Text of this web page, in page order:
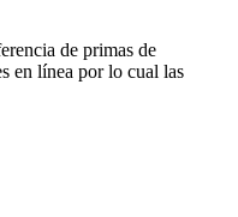
de primas de
en línea por lo cual las